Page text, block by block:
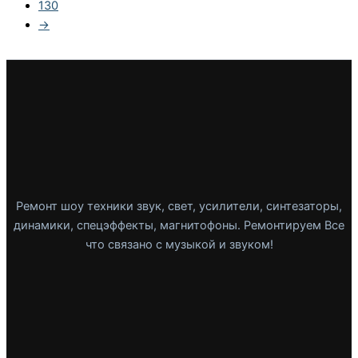
130
→
Ремонт шоу техники звук, свет, усилители, синтезаторы,
динамики, спецэффекты, магнитофоны. Ремонтируем Все
что связано с музыкой и звуком!